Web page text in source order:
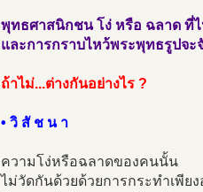
พุทธศาสนิกชน โง่ หรือ ฉลาด ที่
และการกราบไหว้พระพุทธรูปจะ
ถ้าไม่...ต่างกันอย่างไร ?
• วิ สั ช น า
ความโง่หรือฉลาดของคนนั้น
ไม่วัดกันด้วยด้วยการกระทำเพีย